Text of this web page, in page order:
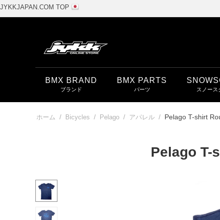
JYKKJAPAN.COM TOP
BMX BRAND BMX PARTS
ホーム / Bicycles / Pelago / アパレル / Pelago T-shirt
Pelago T-